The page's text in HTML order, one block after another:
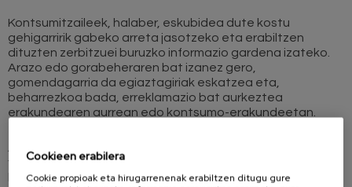
Kontsumitzaileek, halaber, eskubidea dute kostu
gehigarririk gabeko arreta jasotzeko eta erabiltzen
dituzten zerbitzuei buruzko informazio gardena izateko.
Arazo edo gorabeheraren bat izanez gero,
gomendagarria da egiaztagiriak eskatzea eta,
beharrezkoa bada, erreklamazio bat aurkeztea
erakundearen aurrean edo kontsumo-erakundeetan.
finantza-inklusioa bermatzeko eta pertsona guztiek
banku-zerbitzuetara baldintza berdinetan sarbidea izan
Cookieen erabilera
Cookie propioak eta hirugarrenenak erabiltzen ditugu gure